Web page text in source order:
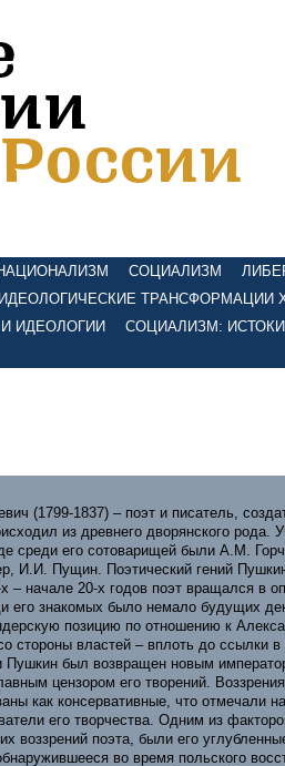
СОЦИАЛИЗМ
ИДЕОЛОГИЧЕСКИЕ ТРАНСФОРМАЦИИ
ИДЕОЛОГИИ
СОЦИАЛИЗМ:
(1799-1837) – поэт и писатель,
из древнего дворянского рода.
среди его сотоварищей были А.М.
И.И. Пущин. Поэтический гений
– начале 20-х годов поэт вращался в
его знакомых было немало будущих
позицию по отношению к
стороны властей – вплоть до ссылки в
Пушкин был возвращен новым
цензором его творений.
как консервативные, что отмечали
его творчества. Одним из
воззрений поэта, были его
во время польского